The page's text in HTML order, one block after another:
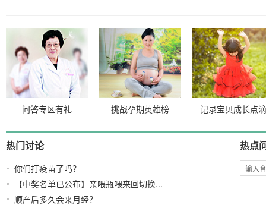
问答专区有礼 挑战孕期英雄榜 记录宝贝成长点滴
热门讨论
你们打疫苗了吗？
【中奖名单已公布】亲喂瓶喂来回切换...
顺产后多久会来月经？
热点